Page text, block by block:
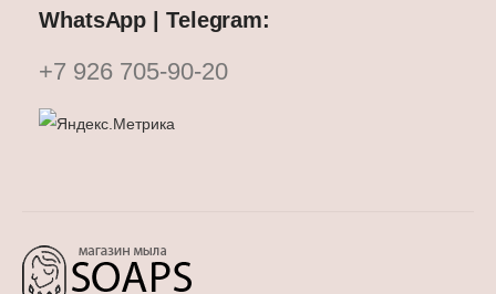
WhatsApp | Telegram:
+7 926 705-90-20